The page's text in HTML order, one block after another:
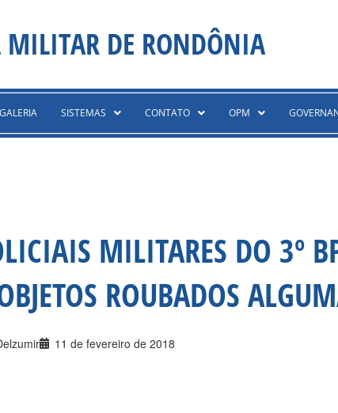
MILITAR DE RONDÔNIA
GALERIA SISTEMAS CONTATO OPM
MILITARES DO 3º
ROUBADOS
11 de fevereiro de 2018